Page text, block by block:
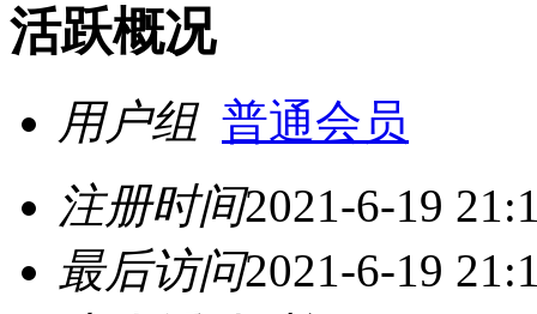
活跃概况
用户组 普通会员
注册时间2021-6-19
最后访问2021-6-19